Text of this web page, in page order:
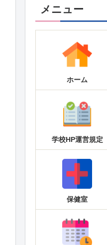
メニュー
ホーム
学校HP運営規定
保健室